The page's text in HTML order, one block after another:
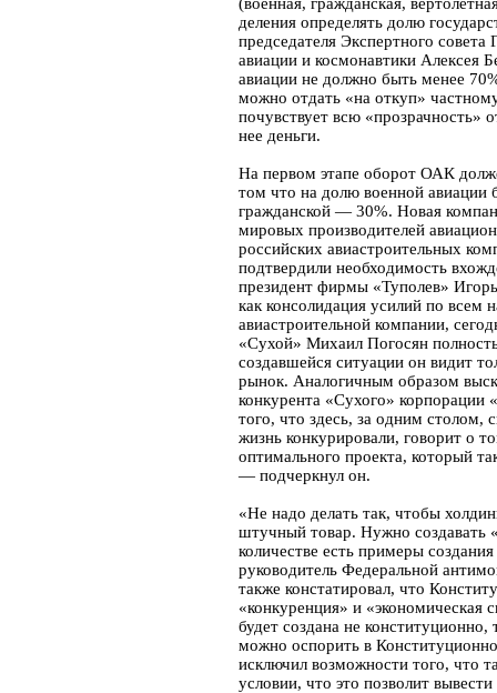
деления определять долю
председателя Экспертного
авиации и космонавтики Алексея
авиации не должно быть менее
можно отдать «на откуп»
почувствует всю «прозрачность»
нее деньги.
На первом этапе оборот ОАК
том что на долю военной авиации
гражданской — 30%. Новая
мировых производителей
российских авиастроительных
подтвердили необходимость
президент фирмы «Туполев»
как консолидация усилий по всем
авиастроительной компании,
«Сухой» Михаил Погосян
создавшейся ситуации он видит
рынок. Аналогичным образом
конкурента «Сухого»
того, что здесь, за одним
жизнь конкурировали, говорит о
оптимального проекта, который
— подчеркнул он.
«Не надо делать так, чтобы
штучный товар. Нужно создавать
количестве есть примеры
руководитель Федеральной
также констатировал, что
«конкуренция» и «экономическая
будет создана не конституционно,
можно оспорить в
исключил возможности того, что
условии, что это позволит